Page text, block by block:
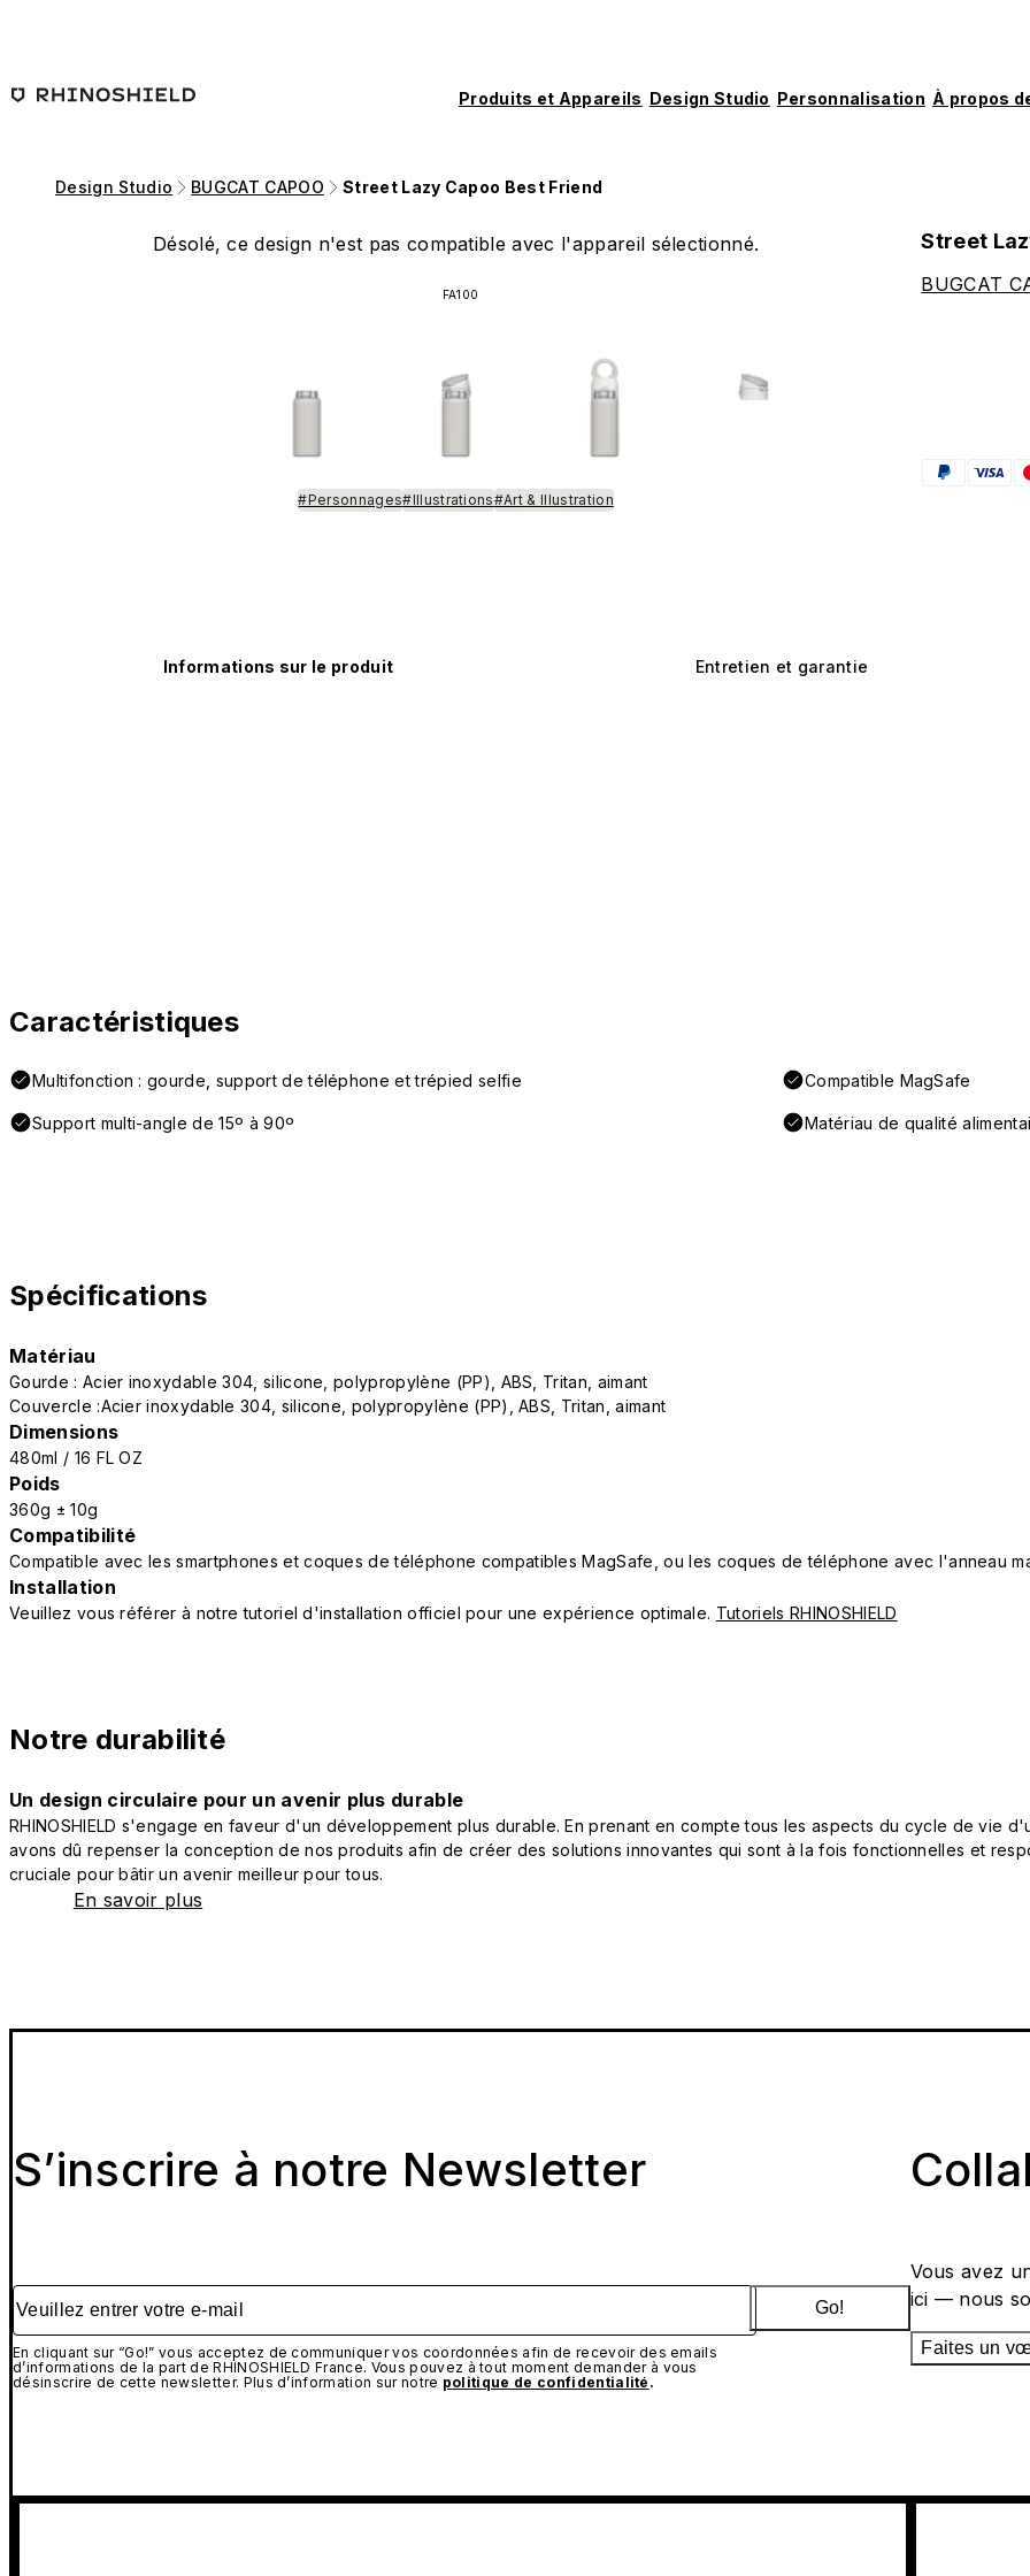
Produits et Appareils Design Studio Personnalisation À propos
Design Studio BUGCAT CAPOO Street Lazy Capoo Best Friend
Désolé, ce design n'est pas compatible avec l'appareil sélectionné.
FA100
#Personnages#Illustrations#Art & Illustration
Street
BUGCAT
Informations sur le produit Entretien et garantie
Caractéristiques
Multifonction : gourde, support de téléphone et trépied selfie Compatible MagSafe
Support multi-angle de 15º à 90º Matériau de qualité
Spécifications
Matériau
Gourde : Acier inoxydable 304, silicone, polypropylène (PP), ABS, Tritan, aimant
Couvercle :Acier inoxydable 304, silicone, polypropylène (PP), ABS, Tritan, aimant
Dimensions
480ml / 16 FL OZ
Poids
360g ± 10g
Compatibilité
Compatible avec les smartphones et coques de téléphone compatibles MagSafe, ou les coques de téléphone avec l'anneau
Installation
Veuillez vous référer à notre tutoriel d'installation officiel pour une expérience optimale. Tutoriels RHINOSHIELD
Notre durabilité
Un design circulaire pour un avenir plus durable
RHINOSHIELD s'engage en faveur d'un développement plus durable. En prenant en compte tous les aspects du cycle de vie
avons dû repenser la conception de nos produits afin de créer des solutions innovantes qui sont à la fois fonctionnelles et
cruciale pour bâtir un avenir meilleur pour tous.
En savoir plus
S’inscrire à notre Newsletter
Veuillez entrer votre e-mail
En cliquant sur “Go!” vous acceptez de communiquer vos coordonnées afin de recevoir des emails
d’informations de la part de RHINOSHIELD France. Vous pouvez à tout moment demander à vous
désinscrire de cette newsletter. Plus d’information sur notre politique de confidentialité .
Go!
Vous avez
ici — nous
Faites un